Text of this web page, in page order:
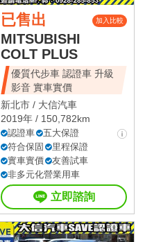
已售出 加入比較
MITSUBISHI
COLT PLUS
優質代步車 認證車 升級
影音 實車實價
新北市 / 大信汽車
2019年 / 150,782km
認證車
五大保證
符合保固
里程保證
實車實價
友善試車
非多元化營業用車
立即諮詢